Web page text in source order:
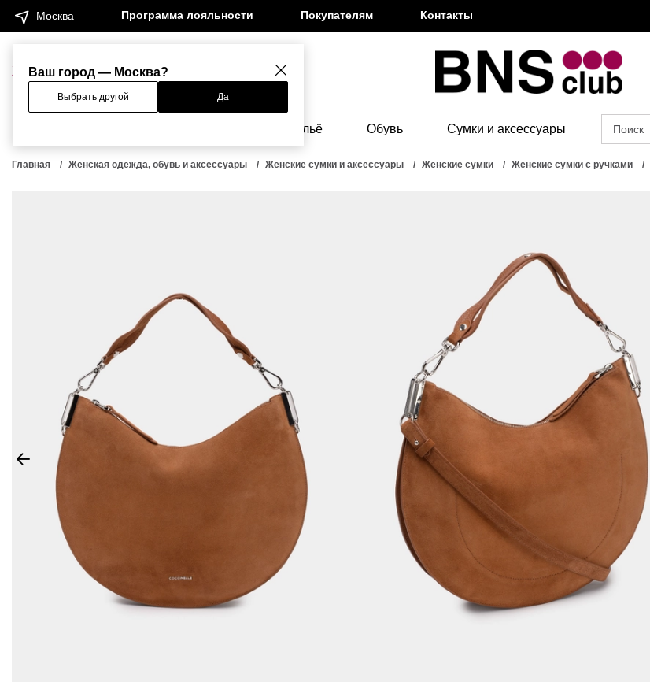
Ваш город — Москва?
Выбрать другой Да
Москва Программа лояльности Покупателям Контакты
Женщинам Мужчинам
Бельё Обувь Сумки и аксессуары
Главная Женская одежда, обувь и аксессуары Женские сумки и аксессуары Женские сумки Женские сумки с ручками